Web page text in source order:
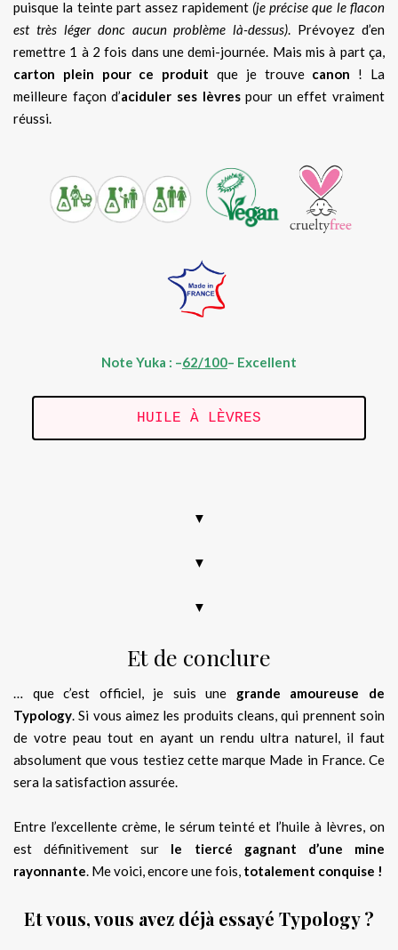
puisque la teinte part assez rapidement(je précise que le flacon
est très léger donc aucun problème là-dessus). Prévoyez d’en
remettre 1 à 2 fois dans une demi-journée. Mais mis à part ça,
carton plein pour ce produit que je trouve canon ! La
meilleure façon d’aciduler ses lèvrespour un effet vraiment
réussi.
Note Yuka : –62/100– Excellent
HUILE À LÈVRES
▼
▼
▼
Et de conclure
… que c’est officiel, je suis une grande amoureuse de
Typology. Si vous aimez les produits cleans, qui prennent soin
de votre peau tout en ayant un rendu ultra naturel, il faut
absolument que vous testiez cette marque Made in France. Ce
sera la satisfaction assurée.
Entre l’excellente crème, le sérum teinté et l’huile à lèvres, on
est définitivement sur le tiercé gagnant d’une mine
rayonnante. Me voici, encore une fois, totalement conquise !
Et vous, vous avez déjà essayé Typology ?